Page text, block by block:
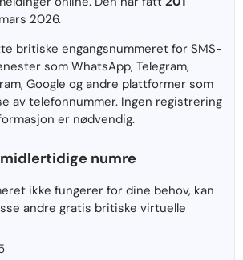
2026.
britiske engangsnummeret for SMS-
som WhatsApp, Telegram,
Google og andre plattformer som
av telefonnummer. Ingen registrering
er nødvendig.
numre
ikke fungerer for dine behov, kan
andre gratis britiske virtuelle